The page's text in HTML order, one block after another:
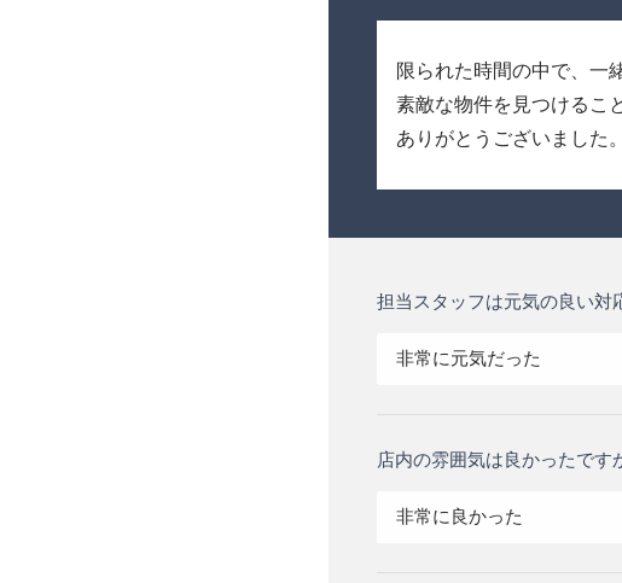
限られた時間の中で、一
素敵な物件を見つけるこ
ありがとうございました。
担当スタッフは元気の良い対
非常に元気だった
店内の雰囲気は良かったです
非常に良かった